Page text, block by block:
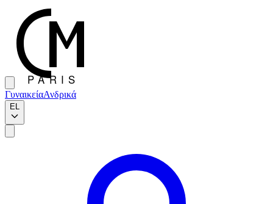
ΓυναικείαΑνδρικά
EL